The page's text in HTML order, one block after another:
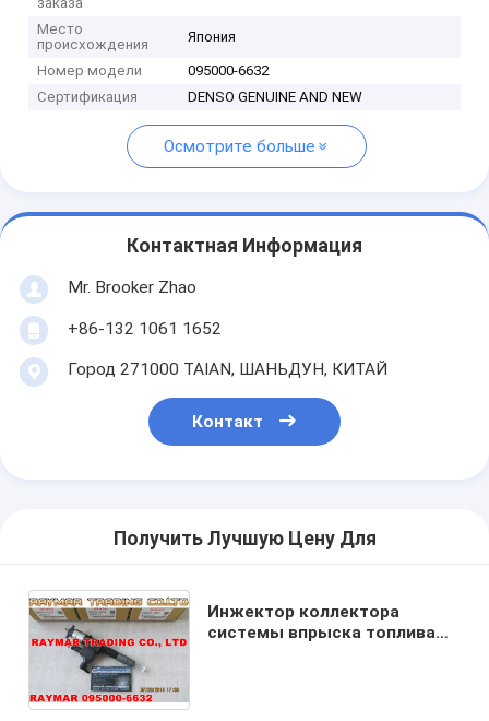
Место
происхождения
Япония
Номер модели
095000-6632
Сертификация
DENSO GENUINE AND NEW
Осмотрите больше
Контактная Информация
Mr. Brooker Zhao
+86-132 1061 1652
Город 271000 TAIAN, ШАНЬДУН, КИТАЙ
Контакт
Получить Лучшую Цену Для
Инжектор коллектора
системы впрыска топлива